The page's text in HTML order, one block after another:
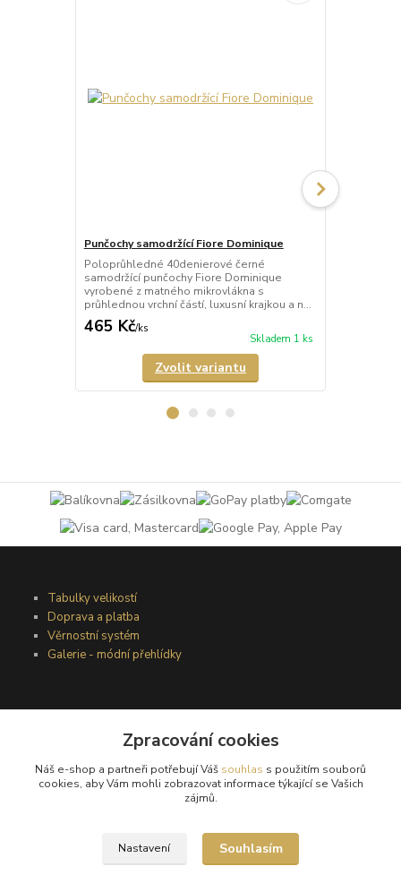
Punčochy samodržící Fiore Dominique
Poloprůhledné 40denierové černé
samodržící punčochy Fiore Dominique
vyrobené z matného mikrovlákna s
průhlednou vrchní částí, luxusní krajkou a n...
465 Kč/ks
Skladem 1 ks
Zvolit variantu
Tabulky velikostí
Doprava a platba
Věrnostní systém
Galerie - módní přehlídky
Obchodní podmínky
Ochrana osobních údajů
Kontakty
Reklamační řád
Zpracování cookies
Náš e-shop a partneři potřebují Váš souhlas s použitím souborů
cookies, aby Vám mohli zobrazovat informace týkající se Vašich
zájmů.
Nastavení Souhlasím